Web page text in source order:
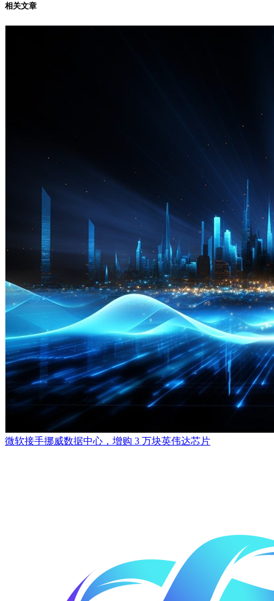
相关文章
微软接手挪威数据中心，增购 3 万块英伟达芯片